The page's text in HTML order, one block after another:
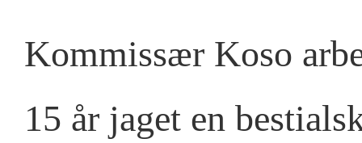
Kommissær Koso
15 år jaget en